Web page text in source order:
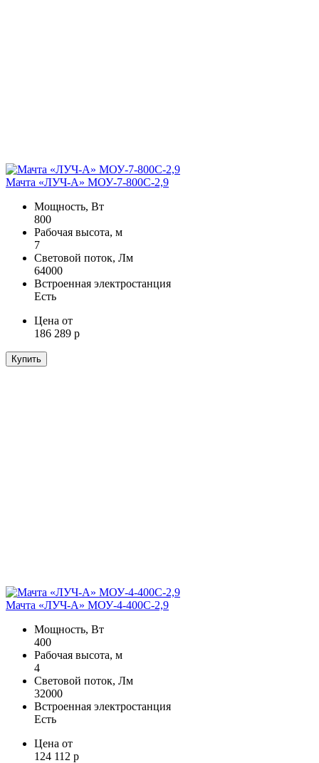
Мачта «ЛУЧ-A» МОУ-7-800С-2,9
Мощность, Вт
800
Рабочая высота, м
7
Световой поток, Лм
64000
Встроенная электростанция
Есть
Цена от
186 289 р
Купить
Мачта «ЛУЧ-A» МОУ-4-400С-2,9
Мощность, Вт
400
Рабочая высота, м
4
Световой поток, Лм
32000
Встроенная электростанция
Есть
Цена от
124 112 р